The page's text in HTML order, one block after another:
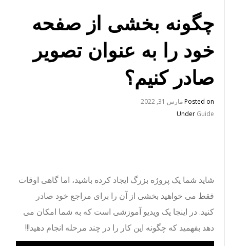
چگونه بخشی از صفحه
خود را به عنوان تصویر
صادر کنیم؟
Posted onمارس 31, 2022
UnderGuide
شاید شما یک پروژه بزرگ ایجاد کرده باشید، اما گاهی اوقات
فقط می خواهید بخشی از آن را برای مراجع خود صادر
کنید. در اینجا یک ویدیو آموزشی است که به شما امکان می
دهد بفهمید که چگونه این کار را در چند مرحله انجام دهید!!!